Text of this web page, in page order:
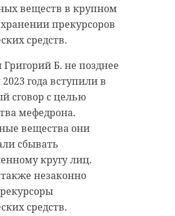
веществ в крупном
прекурсоров
средств.
Б. не позднее
2023 года вступили в
сговор с целью
мефедрона.
вещества они
сбывать
кругу лиц.
незаконно
средств.
...